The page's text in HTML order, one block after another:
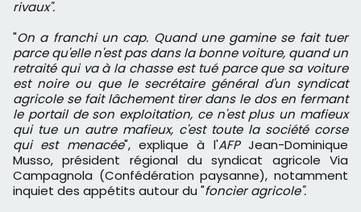
rivaux".
"On a franchi un cap. Quand une gamine se fait tuer
parce qu'elle n'est pas dans la bonne voiture, quand un
retraité qui va à la chasse est tué parce que sa voiture
est noire ou que le secrétaire général d'un syndicat
agricole se fait lâchement tirer dans le dos en fermant
le portail de son exploitation, ce n'est plus un mafieux
qui tue un autre mafieux, c'est toute la société corse
qui est menacée", explique à l'AFPJean-Dominique
Musso, président régional du syndicat agricole Via
Campagnola (Confédération paysanne), notamment
inquiet des appétits autour du "foncier agricole".